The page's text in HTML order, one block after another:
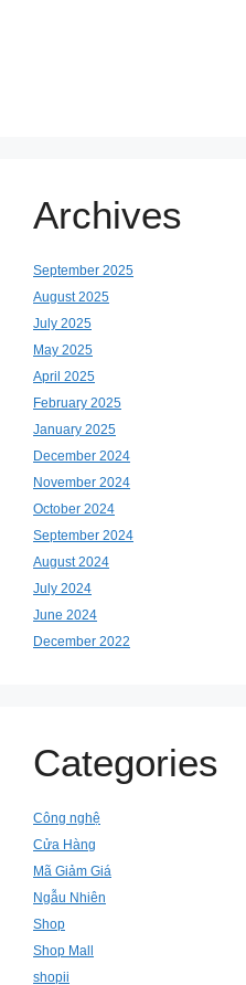
Archives
September 2025
August 2025
July 2025
May 2025
April 2025
February 2025
January 2025
December 2024
November 2024
October 2024
September 2024
August 2024
July 2024
June 2024
December 2022
Categories
Công nghệ
Cửa Hàng
Mã Giảm Giá
Ngẫu Nhiên
Shop
Shop Mall
shopii